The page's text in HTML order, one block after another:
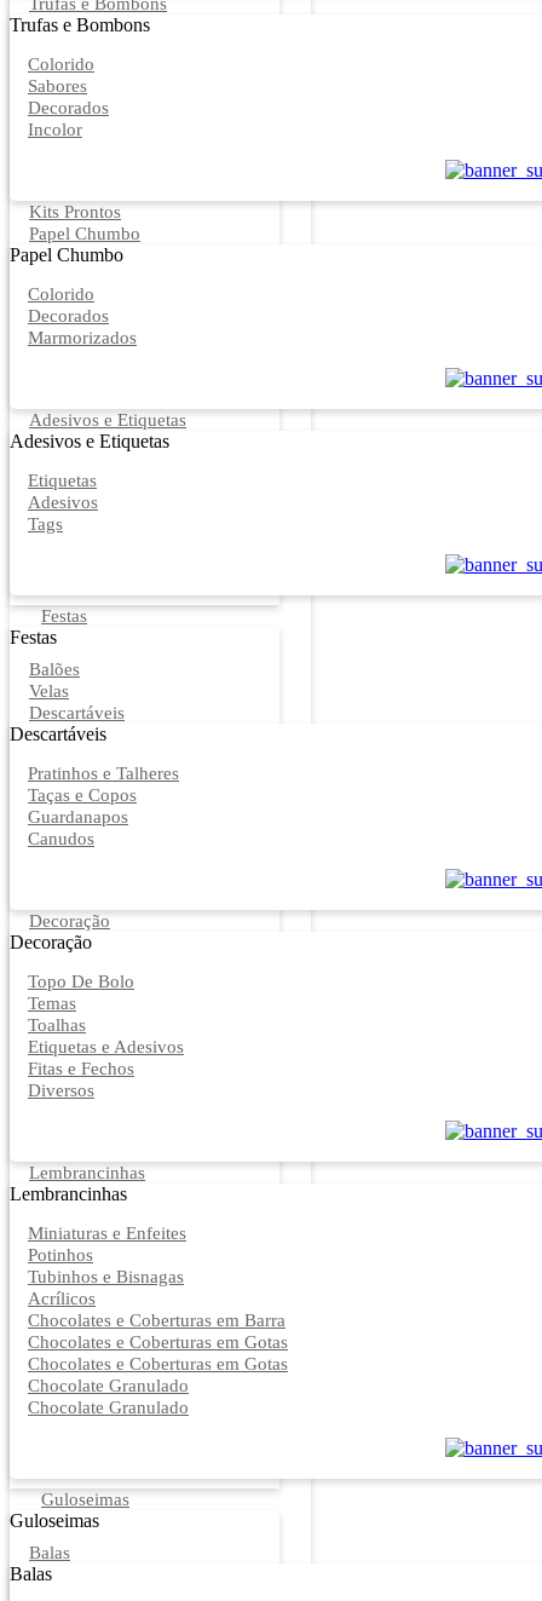
Trufas e Bombons
Colorido
Sabores
Decorados
Incolor
Kits Prontos
Papel Chumbo
Papel Chumbo
Colorido
Decorados
Marmorizados
Adesivos e Etiquetas
Adesivos e Etiquetas
Etiquetas
Adesivos
Tags
Festas
Festas
Balões
Velas
Descartáveis
Descartáveis
Pratinhos e Talheres
Taças e Copos
Guardanapos
Canudos
Decoração
Decoração
Topo De Bolo
Temas
Toalhas
Etiquetas e Adesivos
Fitas e Fechos
Diversos
Lembrancinhas
Lembrancinhas
Miniaturas e Enfeites
Potinhos
Tubinhos e Bisnagas
Acrílicos
Chocolates e Coberturas em Barra
Chocolates e Coberturas em Gotas
Chocolates e Coberturas em Gotas
Chocolate Granulado
Chocolate Granulado
Guloseimas
Guloseimas
Balas
Balas